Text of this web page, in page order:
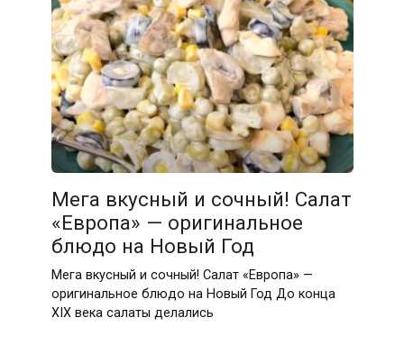
Мега вкусный и сочный! Салат
«Европа» — оригинальное
блюдо на Новый Год
Мега вкусный и сочный! Салат «Европа» —
оригинальное блюдо на Новый Год До конца
XIX века салаты делались